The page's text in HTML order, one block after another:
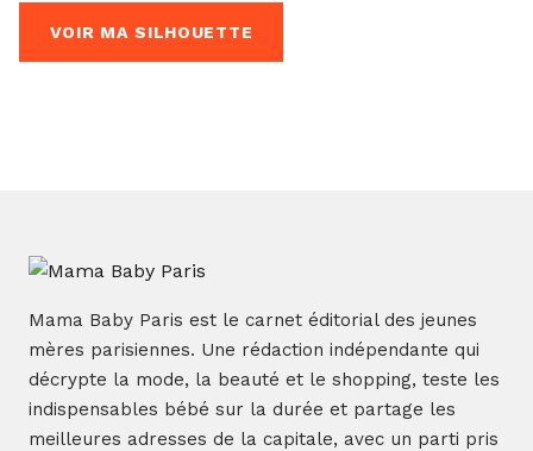
VOIR MA SILHOUETTE
Mama Baby Paris est le carnet éditorial des jeunes
mères parisiennes. Une rédaction indépendante qui
décrypte la mode, la beauté et le shopping, teste les
indispensables bébé sur la durée et partage les
meilleures adresses de la capitale, avec un parti pris